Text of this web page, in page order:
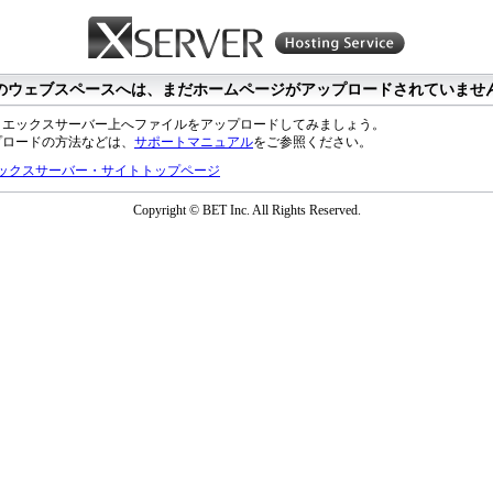
ウェブスペースへは、まだホームページがアップロードされていませ
ックスサーバー上へファイルをアップロードしてみましょう。
ードの方法などは、 サポートマニュアルをご参照ください。
クスサーバー・サイトトップページ
Copyright © BET Inc. All Rights Reserved.